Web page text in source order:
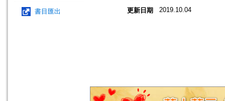
書目匯出 更新日期 2019.10.04